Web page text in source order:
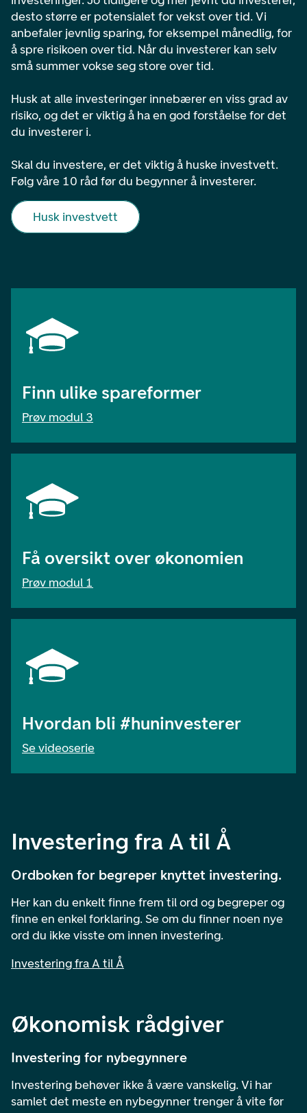
desto større er potensialet for vekst over tid. Vi
anbefaler jevnlig sparing, for eksempel månedlig, for
å spre risikoen over tid. Når du investerer kan selv
små summer vokse seg store over tid. ​
Husk at alle investeringer innebærer en viss grad av
risiko, og det er viktig å ha en god forståelse for det
du investerer i.
Skal du investere, er det viktig å huske investvett.
Følg våre 10 råd før du begynner å investerer.
Husk investvett
Finn ulike spareformer
Prøv modul 3
Få oversikt over økonomien
Prøv modul 1
Hvordan bli #huninvesterer
Se videoserie
Investering fra A til Å
Ordboken for begreper knyttet investering.
Her kan du enkelt finne frem til ord og begreper og
finne en enkel forklaring. Se om du finner noen nye
ord du ikke visste om innen investering.
Investering fra A til Å
Økonomisk rådgiver
Investering for nybegynnere
Investering behøver ikke å være vanskelig. Vi har
samlet det meste en nybegynner trenger å vite før